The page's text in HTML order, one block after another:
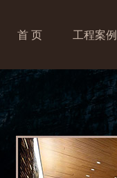
首 页 工程案例